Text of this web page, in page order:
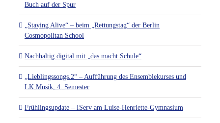
Buch auf der Spur
„Staying Alive“ – beim „Rettungstag“ der Berlin
Cosmopolitan School
Nachhaltig digital mit „das macht Schule“
„Lieblingssongs.2“ – Aufführung des Ensemblekurses und
LK Musik, 4. Semester
Frühlingsupdate – IServ am Luise-Henriette-Gymnasium